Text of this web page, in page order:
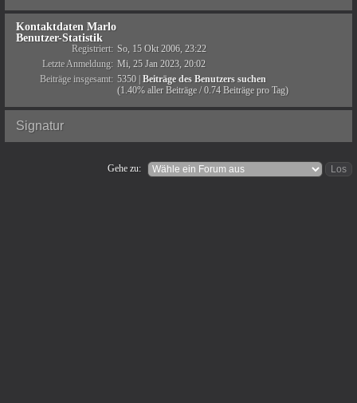
Kontaktdaten Marlo
Benutzer-Statistik
Registriert: So, 15 Okt 2006, 23:22
Letzte Anmeldung: Mi, 25 Jan 2023, 20:02
Beiträge insgesamt: 5350 |Beiträge des Benutzers suchen
(1.40% aller Beiträge / 0.74 Beiträge pro Tag)
Signatur
Gehe zu: